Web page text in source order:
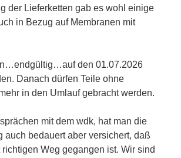
der Lieferketten gab es wohl einige
in Bezug auf Membranen mit
den 01.07.2026
Danach dürfen Teile ohne
in den Umlauf gebracht werden.
mit dem wdk, hat man die
auch bedauert aber versichert, daß
Weg gegangen ist. Wir sind